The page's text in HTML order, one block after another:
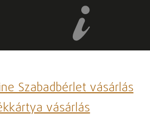
Szabadbérlet vásárlás
vásárlás